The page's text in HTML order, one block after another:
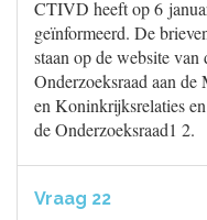
CTIVD heeft op 6
geïnformeerd. De
staan op de website
Onderzoeksraad aan
en Koninkrijksrelaties
de Onderzoeksraad1 2.
Vraag 22